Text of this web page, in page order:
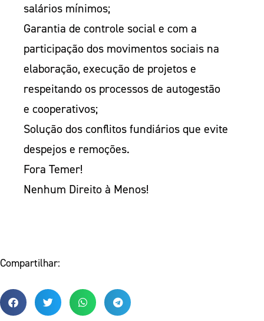
salários mínimos;
Garantia de controle social e com a
participação dos movimentos sociais na
elaboração, execução de projetos e
respeitando os processos de autogestão
e cooperativos;
Solução dos conflitos fundiários que evite
despejos e remoções.
Fora Temer!
Nenhum Direito à Menos!
Compartilhar: